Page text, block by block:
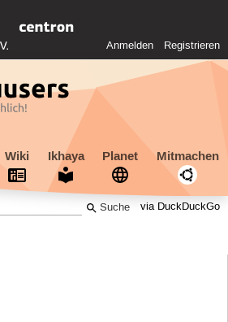
Anmelden Registrieren
Wiki Ikhaya Planet Mitmachen
via DuckDuckGo